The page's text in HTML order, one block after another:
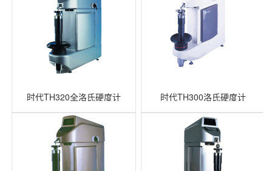
时代TH320全洛氏硬度计 时代TH300洛氏硬度计